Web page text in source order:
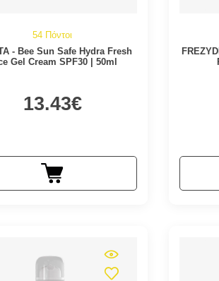
54 Πόντοι
- Bee Sun Safe Hydra Fresh
Gel Cream SPF30 | 50ml
13.43€